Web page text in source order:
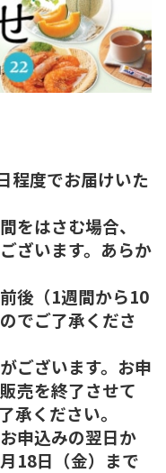
程度でお届けいた
をはさむ場合、
ざいます。あらか
後（1週間から10
でご了承くださ
ございます。お申
売を終了させて
承ください。
申込みの翌日か
18日（金）まで